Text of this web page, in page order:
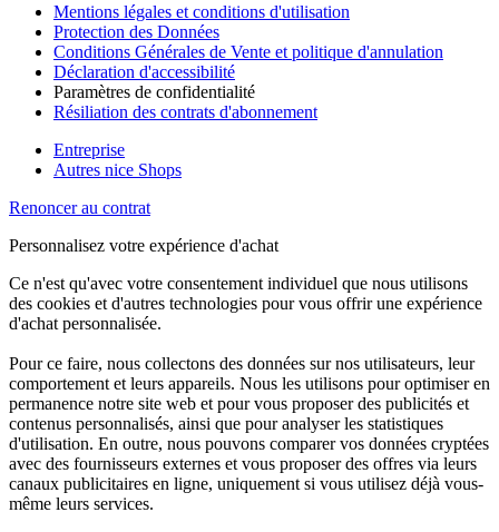
Mentions légales et conditions d'utilisation
Protection des Données
Conditions Générales de Vente et politique d'annulation
Déclaration d'accessibilité
Paramètres de confidentialité
Résiliation des contrats d'abonnement
Entreprise
Autres nice Shops
Renoncer au contrat
Personnalisez votre expérience d'achat
Ce n'est qu'avec votre consentement individuel que nous utilisons
des cookies et d'autres technologies pour vous offrir une expérience
d'achat personnalisée.
Pour ce faire, nous collectons des données sur nos utilisateurs, leur
comportement et leurs appareils. Nous les utilisons pour optimiser en
permanence notre site web et pour vous proposer des publicités et
contenus personnalisés, ainsi que pour analyser les statistiques
d'utilisation. En outre, nous pouvons comparer vos données cryptées
avec des fournisseurs externes et vous proposer des offres via leurs
canaux publicitaires en ligne, uniquement si vous utilisez déjà vous-
même leurs services.